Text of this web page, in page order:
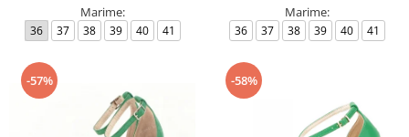
Marime:
36 37 38 39 40 41
Marime:
36 37 38 39 40 41
-57% -58%